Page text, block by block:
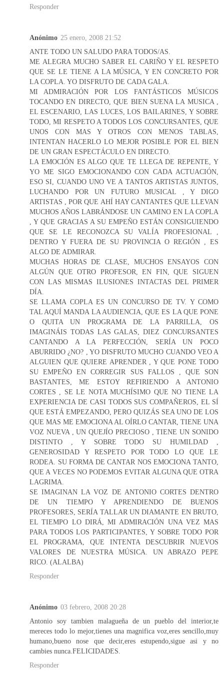
Responder
Anónimo 25 enero, 2008 21:52
ANTE TODO UN SALUDO PARA TODOS/AS.
ME ALEGRA MUCHO SABER EL CARIÑO Y EL RESPETO
QUE SE LE TIENE A LA MÚSICA, Y EN CONCRETO POR
LA COPLA. YO DISFRUTO DE CADA GALA.
MI ADMIRACIÓN POR LOS FANTÁSTICOS MÚSICOS
TOCANDO EN DIRECTO, QUE BIEN SUENA LA MUSICA ,
EL ESCENARIO, LAS LUCES, LOS BAILARINES, Y SOBRE
TODO, MI RESPETO A TODOS LOS CONCURSANTES, QUE
UNOS CON MAS Y OTROS CON MENOS TABLAS,
INTENTAN HACERLO LO MEJOR POSIBLE POR EL BIEN
DE UN GRAN ESPECTÁCULO EN DIRECTO.
LA EMOCIÓN ES ALGO QUE TE LLEGA DE REPENTE, Y
YO ME SIGO EMOCIONANDO CON CADA ACTUACIÓN,
ESO SI, CUANDO UNO VE A TANTOS ARTISTAS JUNTOS,
LUCHANDO POR UN FUTURO MUSICAL , Y DIGO
ARTISTAS , POR QUE AHÍ HAY CANTANTES QUE LLEVAN
MUCHOS AÑOS LABRÁNDOSE UN CAMINO EN LA COPLA
, Y QUE GRACIAS A SU EMPEÑO ESTÁN CONSIGUIENDO
QUE SE LE RECONOZCA SU VALÍA PROFESIONAL ,
DENTRO Y FUERA DE SU PROVINCIA O REGIÓN , ES
ALGO DE ADMIRAR.
MUCHAS HORAS DE CLASE, MUCHOS ENSAYOS CON
ALGÚN QUE OTRO PROFESOR, EN FIN, QUE SIGUEN
CON LAS MISMAS ILUSIONES INTACTAS DEL PRIMER
DÍA.
SE LLAMA COPLA ES UN CONCURSO DE TV. Y COMO
TAL AQUÍ MANDA LA AUDIENCIA, QUE ES LA QUE PONE
O QUITA UN PROGRAMA DE LA PARRILLA, OS
IMAGINÁIS TODAS LAS GALAS, DIEZ CONCURSANTES
CANTANDO A LA PERFECCIÓN, SERÍA UN POCO
ABURRIDO ¿NO? , YO DISFRUTO MUCHO CUANDO VEO A
ALGUIEN QUE QUIERE APRENDER , Y QUE PONE TODO
SU EMPEÑO EN CORREGIR SUS FALLOS , QUE SON
BASTANTES, ME ESTOY REFIRIENDO A ANTONIO
CORTES , SE LE NOTA MUCHÍSIMO QUE NO TIENE LA
EXPERIENCIA DE CASI TODOS SUS COMPAÑEROS, EL SÍ
QUE ESTÁ EMPEZANDO, PERO QUIZÁS SEA UNO DE LOS
QUE MAS ME EMOCIONA AL OÍRLO CANTAR, TIENE UNA
VOZ NUEVA , UN QUEJÍO PRECIOSO , TIENE UN SONIDO
DISTINTO , Y SOBRE TODO SU HUMILDAD ,
GENEROSIDAD Y RESPETO POR TODO LO QUE LE
RODEA. SU FORMA DE CANTAR NOS EMOCIONA TANTO,
QUE A VECES NO PODEMOS EVITAR ALGUNA QUE OTRA
LAGRIMA.
SE IMAGINAN LA VOZ DE ANTONIO CORTES DENTRO
DE UN TIEMPO Y APRENDIENDO DE BUENOS
PROFESORES, SERÍA TALLAR UN DIAMANTE EN BRUTO,
EL TIEMPO LO DIRÁ, MI ADMIRACIÓN UNA VEZ MAS
PARA TODOS LOS PARTICIPANTES, Y SOBRE TODO POR
EL PROGRAMA, QUE INTENTA DESCUBRIR NUEVOS
VALORES DE NUESTRA MÚSICA. UN ABRAZO PEPE
RICO. (ALALBA)
Responder
Anónimo 03 febrero, 2008 20:28
Antonio soy tambien malagueña de un pueblo del interior,te
mereces todo lo mejor,tienes una magnifica voz,eres sencillo,muy
humano,bueno nose que decir,eres estupendo,sigue asi y no
cambies nunca.FELICIDADES.
Responder